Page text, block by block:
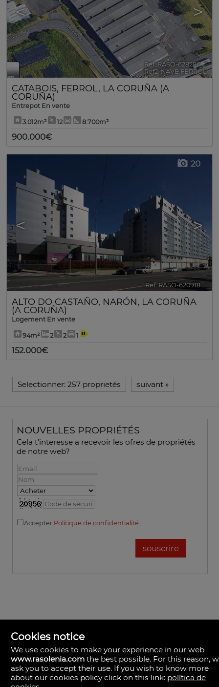
< >
Ref. RASO-628280 🔗
Ref2. NAVE FERROL
CATABOIS, FERROL , LA CORUÑA (A
CORUÑA)
Entrepot En vente
3.012m² 12 8.700m²
900.000€
< >
20
Ref. RASO-620918 🔗
ALTO DO CASTAÑO, NARÓN, LA CORUÑA
(A CORUÑA)
Logement En vente
94m² 2 2 1
152.000€
Selectionner: 257 proprietés suivant »
NOUVELLES PROPRIÉTÉS
Cela t'interesse a recevoir les ofres de propriétés
de notre web?
Accepter Politique de confidentialité
Rasolenia Inmobiliaria
Calle Vista, 24-bj A.
Cookies notice
We use cookies to make your experience in our web
www.rasolenia.com the best possible. For this reason,
ask you to accept their use. If you wish to know more
about our cookies policy click on this link: política de